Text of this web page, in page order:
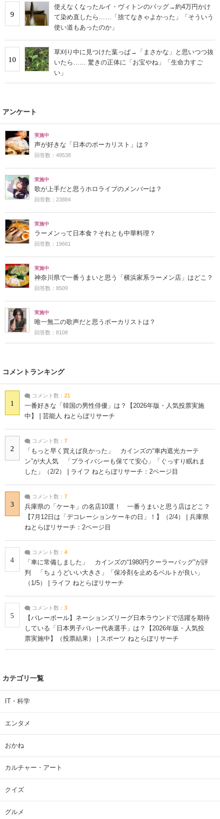
9
使えなくなったルイ・ヴィトンのバッグ→約4万円かけ
て染め直したら……「捨てなきゃよかった」「そういう
使い道もあったのか」
10
草刈り中に見つけた葉っぱ→「まさかな」と思いつつ抜
いたら…… 驚きの正体に「お宝やね」「生命力すご
い」
アンケート
実施中
声が好きな「日本のボーカリスト」は？
回答数：49538
実施中
歌が上手だと思うホロライブのメンバーは？
回答数：23884
実施中
ラーメンって日本食？それとも中華料理？
回答数：19661
実施中
神奈川県で一番うまいと思う「横浜家系ラーメン店」はどこ？
回答数：8509
実施中
唯一無二の歌声だと思うボーカリストは？
回答数：8108
コメントランキング
1
コメント数： 21
一番好きな「韓国の男性俳優」は？【2026年版・人気投票実施
中】 | 芸能人 ねとらぼリサーチ
2
コメント数： 7
「もっと早く買えば良かった」 カインズの“車内遮光カーテ
ン”が大人気 「プライバシーも保てて安心」「ぐっすり眠れま
した」（2/2） | ライフ ねとらぼリサーチ：2ページ目
3
コメント数： 7
兵庫県の「ケーキ」の名店10選！ 一番うまいと思う店はどこ？
【7月12日は「デコレーションケーキの日」！】（2/4） | 兵庫県
ねとらぼリサーチ：2ページ目
4
コメント数： 4
「車に常備しました」 カインズの“1980円クーラーバッグ”が評
判 「ちょうどいい大きさ」「保冷剤を止めるベルトが良い」
（1/5） | ライフ ねとらぼリサーチ
5
コメント数： 3
【バレーボール】ネーションズリーグ日本ラウンドで活躍を期待
している「日本男子バレー代表選手」は？【2026年版・人気投
票実施中】（投票結果） | スポーツ ねとらぼリサーチ
カテゴリ一覧
IT・科学
エンタメ
おかね
カルチャー・アート
クイズ
グルメ